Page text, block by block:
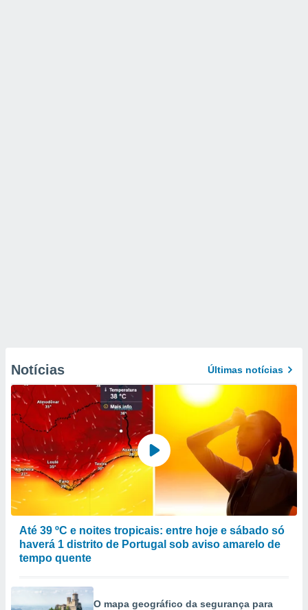
Notícias Últimas notícias
Até 39 ºC e noites tropicais: entre hoje e sábado só
haverá 1 distrito de Portugal sob aviso amarelo de
tempo quente
O mapa geográfico da segurança para